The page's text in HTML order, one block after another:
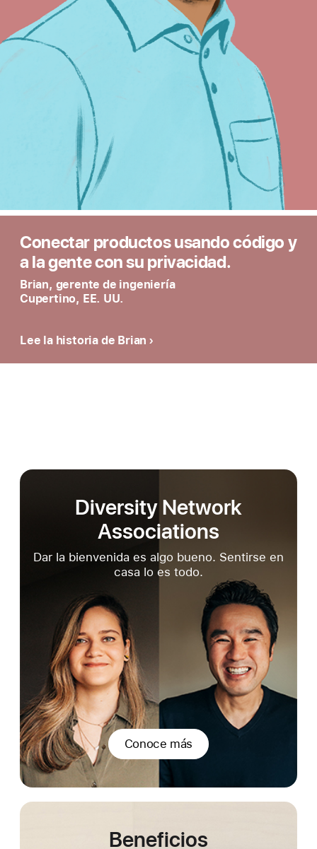
Conectar productos usando código y
a la gente con su privacidad.
Brian, gerente de ingeniería
Cupertino, EE. UU.
Lee la historia de Brian
Diversity Network
Associations
Dar la bienvenida es algo bueno. Sentirse en
casa lo es todo.
Conoce más
Beneficios